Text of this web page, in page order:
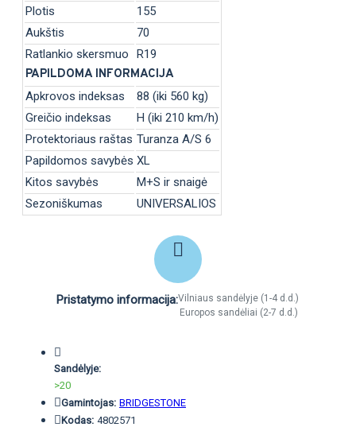
Plotis
155
Aukštis
70
Ratlankio skersmuo
R19
PAPILDOMA INFORMACIJA
Apkrovos indeksas
88 (iki 560 kg)
Greičio indeksas
H (iki 210 km/h)
Protektoriaus raštas Turanza A/S 6
Papildomos savybės XL
Kitos savybės
M+S ir snaigė
Sezoniškumas
UNIVERSALIOS
Pristatymo informacija:Vilniaus sandėlyje (1-4 d.d.)
Europos sandėliai (2-7 d.d.)
Sandėlyje:
>20
Gamintojas: BRIDGESTONE
Kodas: 4802571